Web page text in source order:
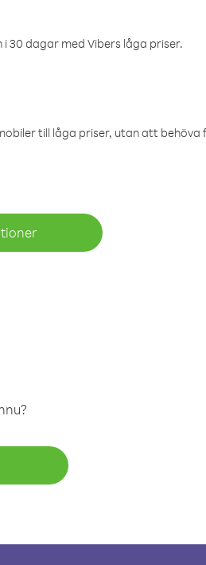
30 dagar med Vibers låga priser.
till låga priser, utan att behöva